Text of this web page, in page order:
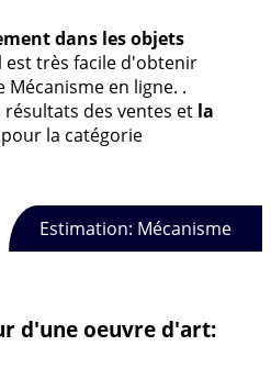
dans les objets
est très facile d'obtenir
en ligne. .
des ventes et la
la catégorie
Estimation: Mécanisme
d'une oeuvre d'art: